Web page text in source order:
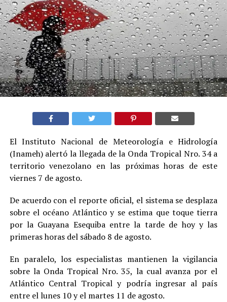
El Instituto Nacional de Meteorología e Hidrología
(Inameh) alertó la llegada de la Onda Tropical Nro. 34 a
territorio venezolano en las próximas horas de este
viernes 7 de agosto.
De acuerdo con el reporte oficial, el sistema se desplaza
sobre el océano Atlántico y se estima que toque tierra
por la Guayana Esequiba entre la tarde de hoy y las
primeras horas del sábado 8 de agosto.
En paralelo, los especialistas mantienen la vigilancia
sobre la Onda Tropical Nro. 35, la cual avanza por el
Atlántico Central Tropical y podría ingresar al país
entre el lunes 10 y el martes 11 de agosto.